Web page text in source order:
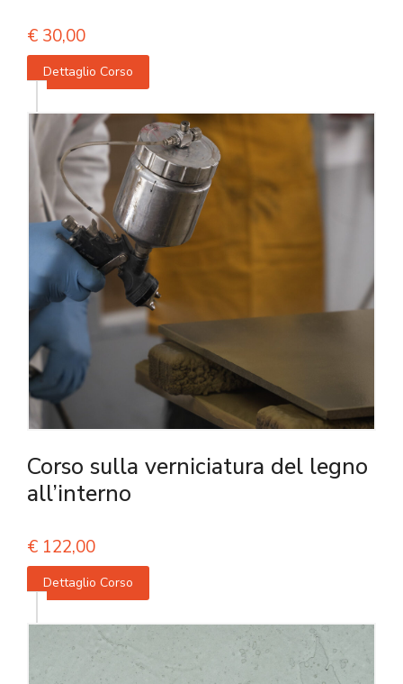
€ 30,00
Dettaglio Corso
Corso sulla verniciatura del legno
all’interno
€ 122,00
Dettaglio Corso